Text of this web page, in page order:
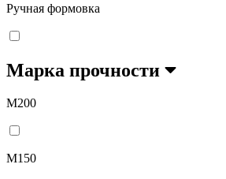
Ручная формовка
Марка прочности
М200
М150